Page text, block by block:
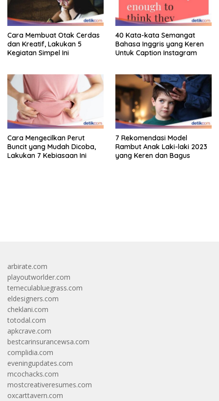
Cara Membuat Otak Cerdas
dan Kreatif, Lakukan 5
Kegiatan Simpel Ini
40 Kata-kata Semangat
Bahasa Inggris yang Keren
Untuk Caption Instagram
Cara Mengecilkan Perut
Buncit yang Mudah Dicoba,
Lakukan 7 Kebiasaan Ini
7 Rekomendasi Model
Rambut Anak Laki-laki 2023
yang Keren dan Bagus
arbirate.com
playoutworlder.com
temeculabluegrass.com
eldesigners.com
cheklani.com
totodal.com
apkcrave.com
bestcarinsurancewsa.com
complidia.com
eveningupdates.com
mcochacks.com
mostcreativeresumes.com
oxcarttavern.com